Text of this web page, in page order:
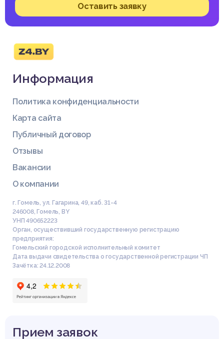
Оставить заявку
Информация
Политика конфиденциальности
Карта сайта
Публичный договор
Отзывы
Вакансии
О компании
г. Гомель, ул. Гагарина, 49, каб. 31-4
246008, Гомель, BY
УНП 490652223
Орган, осуществивший государственную регистрацию
предприятия:
Гомельский городской исполнительный комитет
Дата выдачи свидетельства о государственной регистрации ЧП
Зачётка: 24.12.2008
Прием заявок